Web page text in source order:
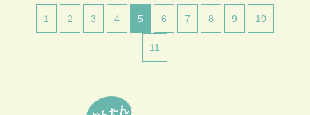
1 2 3 4 5 6 7 8 9 10
11